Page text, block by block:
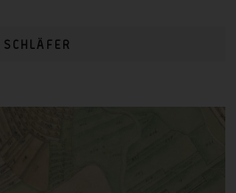
SCHLÄFER